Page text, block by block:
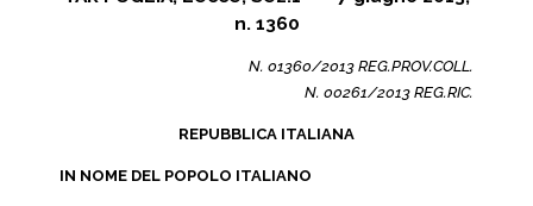
n. 1360
N. 01360/2013 REG.PROV.COLL.
N. 00261/2013 REG.RIC.
REPUBBLICA ITALIANA
IN NOME DEL POPOLO ITALIANO